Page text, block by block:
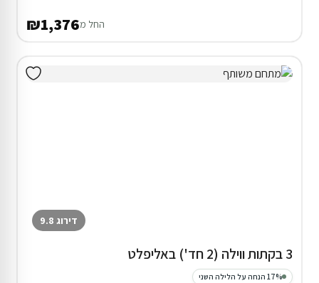
החל מ₪1,376
דירוג 9.8
3 בקתות ווילה (2 חד') באליפלט
17% הנחה על הלילה השני